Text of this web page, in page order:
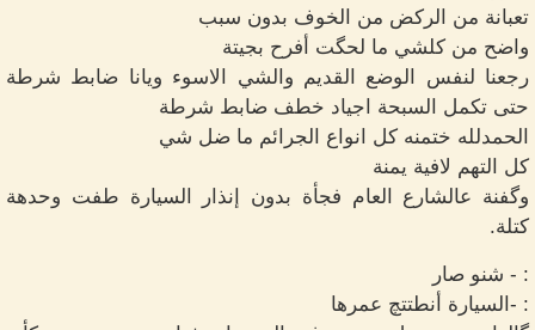
تعبانة من الركض من الخوف بدون سبب
واضح من كلشي ما لحگت أفرح بجيتة
رجعنا لنفس الوضع القديم والشي الاسوء ويانا ضابط شرطة
حتى تكمل السبحة اجياد خطف ضابط شرطة
الحمدلله ختمنه كل انواع الجرائم ما ضل شي
كل التهم لافية يمنة
وگفنة عالشارع العام فجأة بدون إنذار السيارة طفت وحدهة
كتلة.
: - شنو صار
: -السيارة أنطتتچ عمرها